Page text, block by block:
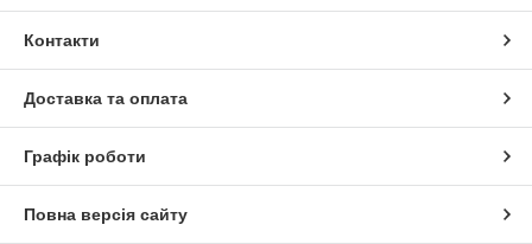
Контакти
Доставка та оплата
Графік роботи
Повна версія сайту